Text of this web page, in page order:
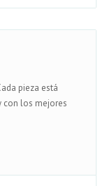
pieza está
con los mejores